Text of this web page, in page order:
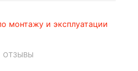
монтажу и эксплуатации
ОТЗЫВЫ